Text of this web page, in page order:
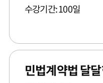
수강기간: 100일
민법계약법 달